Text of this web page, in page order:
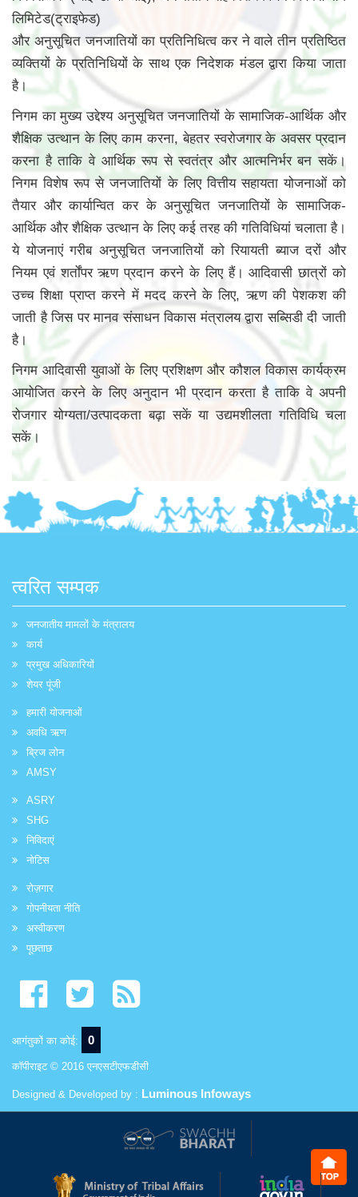
लिमिटेड(ट्राइफेड)
और अनुसूचित जनजातियों का प्रतिनिधित्व कर ने वाले तीन प्रतिष्ठित
व्‍यक्‍तियों के प्रतिनिधियों के साथ एक निदेशक मंडल द्वारा किया जाता
है।
निगम का मुख्य उद्देश्य अनुसूचित जनजातियों के सामाजिक-आर्थिक और
शैक्षिक उत्थान के लिए काम करना, बेहतर स्वरोजगार के अवसर प्रदान
करना है ताकि वे आर्थिक रूप से स्वतंत्र और आत्मनिर्भर बन सकें।
निगम विशेष रूप से जनजातियों के लिए वित्तीय सहायता योजनाओं को
तैयार और कार्यान्वित कर के अनुसूचित जनजातियों के सामाजिक-
आर्थिक और शैक्षिक उत्थान के लिए कई तरह की गतिविधियां चलाता है।
ये योजनाएं गरीब अनुसूचित जनजातियों को रियायती ब्याज दरों और
नियम एवं शर्तोंपर ऋण प्रदान करने के लिए हैं। आदिवासी छात्रों को
उच्च शिक्षा प्राप्त करने में मदद करने के लिए, ऋण की पेशकश की
जाती है जिस पर मानव संसाधन विकास मंत्रालय द्वारा सब्सिडी दी जाती
है।
निगम आदिवासी युवाओं के लिए प्रशिक्षण और कौशल विकास कार्यक्रम
आयोजित करने के लिए अनुदान भी प्रदान करता है ताकि वे अपनी
रोजगार योग्यता/उत्पादकता बढ़ा सकें या उद्यमशीलता गतिविधि चला
सकें।
त्वरित सम्पक
जनजातीय मामलों के मंत्रालय
कार्य
प्रमुख अधिकारियों
शेयर पूंजी
हमारी योजनाओं
अवधि ऋण
ब्रिज लोन
AMSY
ASRY
SHG
निविदाएं
नोटिस
रोज़गार
गोपनीयता नीति
अस्वीकरण
पूछताछ
आगंतुकों का कोई: 0
कॉपीराइट © 2016 एनएसटीएफडीसी
Designed & Developed by : Luminous Infoways